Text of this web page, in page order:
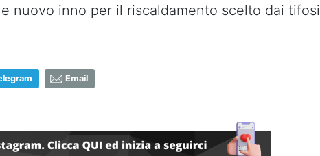
nuovo inno per il riscaldamento scelto dai tifosi
Email